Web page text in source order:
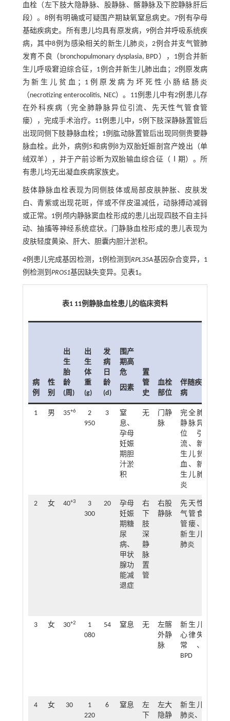
血栓（左下肢大隐静脉、股静脉、髂静脉及下腔静脉肝后
段）。8例有明确或可疑围产期缺氧窒息病史。7例有孕母
基础疾病史。所有患儿均具有原发病，9例合并呼吸系统疾
病，其中8例为感染相关的新生儿肺炎，2例合并支气管肺
发育不良（bronchopulmonary dysplasia, BPD），1例合并新
生儿呼吸窘迫综合征，1例合并新生儿肺出血；2例原发病
为新生儿贫血；1例原发病为坏死性小肠结肠炎
（necrotizing enterocolitis, NEC）。11例患儿中有2例患儿存
在外科疾病（完全肺静脉异位引流、先天性气管食管
瘘），完成手术治疗。11例患儿中，5例下肢深静脉置管后
出现同侧下肢静脉血栓；1例肱动脉置管后出现同侧贵要静
脉血栓。此外，病例5和病例8为双胎妊娠剖宫产娩出（单
绒双羊），并于产前诊断为双胎输血综合征（Ⅰ期）。所
有患儿均无出凝血疾病家族史。
肢体静脉血栓表现为同侧肢体或局部皮肤肿胀、皮肤发
白、青紫或出现花斑，伴或不伴皮温减低，动脉搏动减弱
或正常。1例颅内静脉窦血栓形成的患儿出现四肢不自主抖
动、抽搐等神经系统症状。门静脉血栓形成的患儿表现为
皮肤轻度黄染、肝大、胆囊内胆汁淤积。
4例患儿完成基因检测，1例检测到RPL35A基因杂合变异，1
例检测到 PROS1基因缺失变异。见表1。
表1 11例静脉血栓患儿的临床资料
病
例
性
别
出
生
胎
龄
(周)
出
生
体
重
(g)
发
病
日
龄
(d)
围产
期高
危
因素
置
管
史
血栓
部位
伴随疾
病
1 男 35+6
2
950
3
窒
息、
孕母
妊娠
期胆
汁淤
积
无
门静
脉
完全肺
静脉异
位引
流、新
生儿贫
血、新
生儿肺
炎
2 女 40+3
3
300
20
孕母
妊娠
期糖
尿
病、
甲状
腺功
能减
退症
右
下
肢
深
静
脉
置
管
右股
静脉
先天性
气管食
管瘘、
新生儿
肺炎
3 女 30+2
1
080
54 窒息 无
左髂
外静
脉
新生儿
心律失
常、
BPD
4 女 30
1
220
6 窒息
左
下
左大
隐静
新生儿
肺炎、